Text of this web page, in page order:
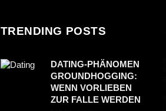
TRENDING POSTS
DATING-PHÄNOMEN
GROUNDHOGGING:
WENN VORLIEBEN
ZUR FALLE WERDEN